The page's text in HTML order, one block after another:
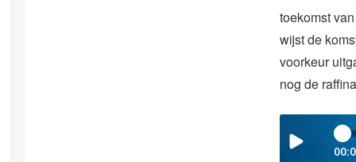
toekomst
wijst de
voorkeur
nog de